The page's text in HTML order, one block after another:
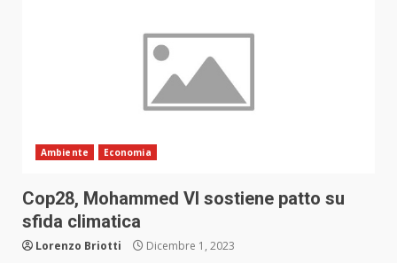
Ambiente Economia
Cop28, Mohammed VI sostiene patto su
sfida climatica
Lorenzo Briotti Dicembre 1, 2023